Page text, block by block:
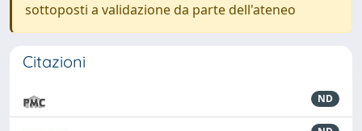
sottoposti a validazione da parte dell'ateneo
Citazioni
ND